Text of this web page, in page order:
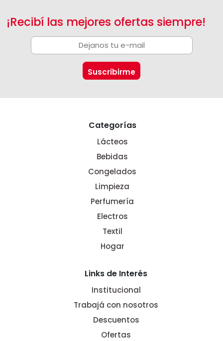
¡Recibí las mejores ofertas siempre!
Categorías
Lácteos
Bebidas
Congelados
Limpieza
Perfumería
Electros
Textil
Hogar
Links de Interés
Institucional
Trabajá con nosotros
Descuentos
Ofertas